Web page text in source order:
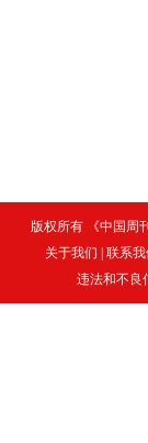
版权所有 《中国周
关于我们
联系
违法和不良